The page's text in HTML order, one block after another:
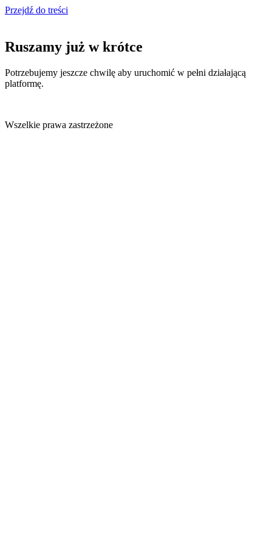
Przejdź do treści
Ruszamy już w krótce
Potrzebujemy jeszcze chwilę aby uruchomić w pełni działającą
platformę.
Wszelkie prawa zastrzeżone